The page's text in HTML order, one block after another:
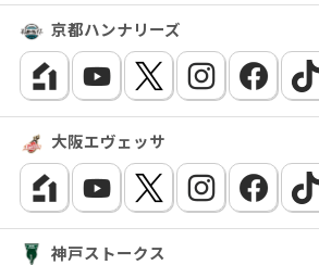
京都ハンナリーズ
大阪エヴェッサ
神戸ストークス